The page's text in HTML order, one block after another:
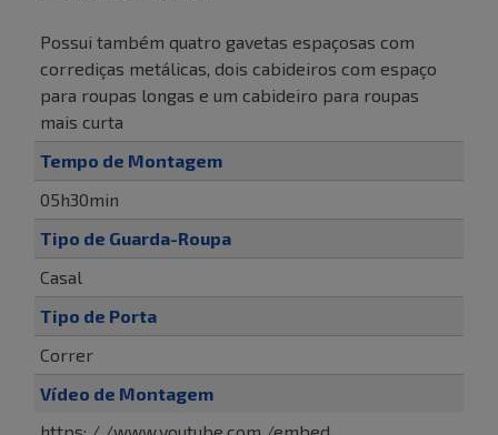
Possui também quatro gavetas espaçosas com
corrediças metálicas, dois cabideiros com espaço
para roupas longas e um cabideiro para roupas
mais curta
Tempo de Montagem
05h30min
Tipo de Guarda-Roupa
Casal
Tipo de Porta
Correr
Vídeo de Montagem
https: / /www.youtube.com /embed